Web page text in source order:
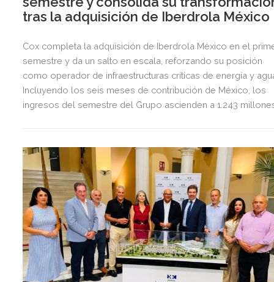
tras la adquisición de Iberdrola México
Cox completa la adquisición de Iberdrola México en el
semestre y da un salto en escala, reforzando su posición
como operador de infraestructuras críticas de energía y
Incluyendo los seis meses de contribución de México, los
ingresos del semestre del Grupo ascienden a 1.243